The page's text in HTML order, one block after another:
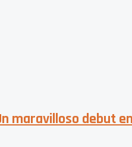
maravilloso debut